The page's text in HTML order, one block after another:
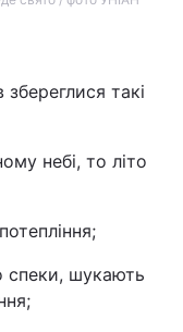
такі
небі, то літо
спеки, шукають